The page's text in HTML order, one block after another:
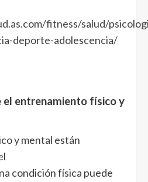
fitness/salud/
deporte-adolescencia/
el entrenamiento físico y
y mental están
condición física puede